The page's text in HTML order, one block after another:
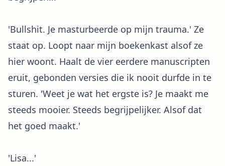
'Bullshit. Je masturbeerde op mijn trauma.' Ze
staat op. Loopt naar mijn boekenkast alsof ze
hier woont. Haalt de vier eerdere manuscripten
eruit, gebonden versies die ik nooit durfde in te
sturen. 'Weet je wat het ergste is? Je maakt me
steeds mooier. Steeds begrijpelijker. Alsof dat
het goed maakt.'
'Lisa...'